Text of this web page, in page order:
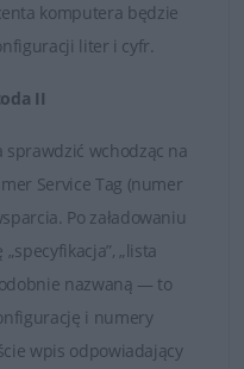
komputera będzie
liter i cyfr.
II
wchodząc na
Service Tag (numer
Po załadowaniu
„lista
nazwaną — to
i numery
wpis odpowiadający